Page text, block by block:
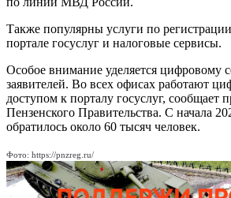
Также популярны услуги по
портале госуслуг и налоговые сервисы.
Особое внимание уделяется цифровому
заявителей. Во всех офисах работают
доступом к порталу госуслуг, сообщает
Пензенского Правительства. С начала
обратилось около 60 тысяч человек.
Фото: https://pnzreg.ru/